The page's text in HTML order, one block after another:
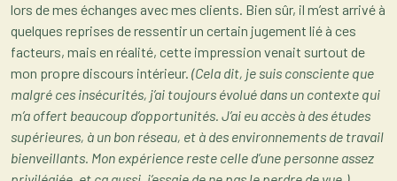
lors de mes échanges avec mes clients. Bien sûr, il m’est arrivé à
quelques reprises de ressentir un certain jugement lié à ces
facteurs, mais en réalité, cette impression venait surtout de
mon propre discours intérieur. (Cela dit, je suis consciente que
malgré ces insécurités, j’ai toujours évolué dans un contexte qui
m’a offert beaucoup d’opportunités. J’ai eu accès à des études
supérieures, à un bon réseau, et à des environnements de travail
bienveillants. Mon expérience reste celle d’une personne assez